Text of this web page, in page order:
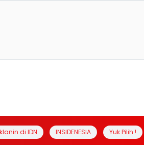
di IDN INSIDENESIA Yuk Pilih !